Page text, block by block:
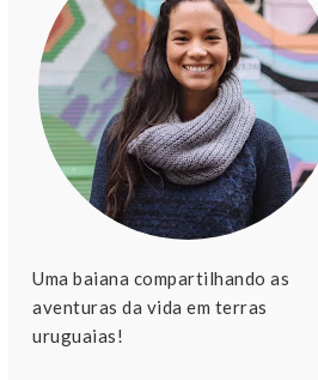
Uma baiana compartilhando as
aventuras da vida em terras
uruguaias!